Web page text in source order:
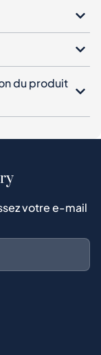
du produit
votre e-mail